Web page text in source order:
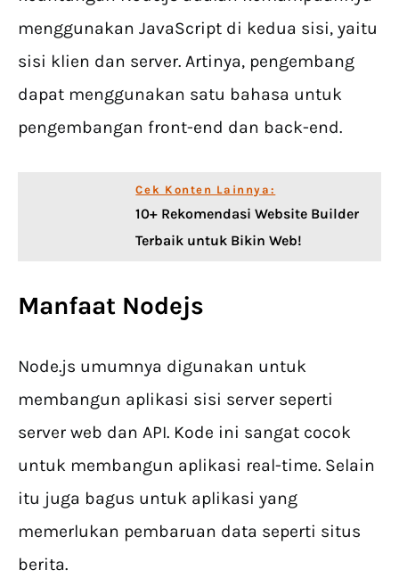
menggunakan JavaScript di kedua sisi, yaitu
sisi klien dan server. Artinya, pengembang
dapat menggunakan satu bahasa untuk
pengembangan front-end dan back-end.
Cek Konten Lainnya:
10+ Rekomendasi Website Builder
Terbaik untuk Bikin Web!
Manfaat Nodejs
Node.js umumnya digunakan untuk
membangun aplikasi sisi server seperti
server web dan API. Kode ini sangat cocok
untuk membangun aplikasi real-time. Selain
itu juga bagus untuk aplikasi yang
memerlukan pembaruan data seperti situs
berita.